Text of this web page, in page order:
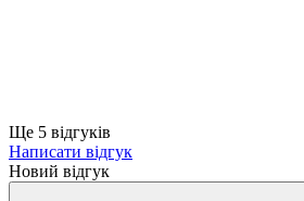
Ще 5 відгуків
Написати відгук
Новий відгук